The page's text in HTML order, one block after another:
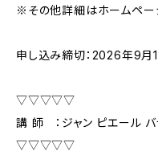
※その他詳細はホームペー
申し込み締切：2026年9月
▽▽▽▽▽
講 師 ：ジャン ピエール バ
▽▽▽▽▽